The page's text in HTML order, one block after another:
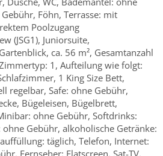
Föhn, Terrasse: mit
Poolzugang
(JSG1), Juniorsuite,
ca. 56 m², Gesamtanzahl
1, Aufteilung wie folgt:
1 King Size Bett,
regelbar, Safe: ohne Gebühr,
Bügeleisen, Bügelbrett,
ohne Gebühr, Softdrinks:
Gebühr, alkoholische Getränke:
täglich, Telefon, Internet:
Fernseher: Flatscreen, Sat-TV,